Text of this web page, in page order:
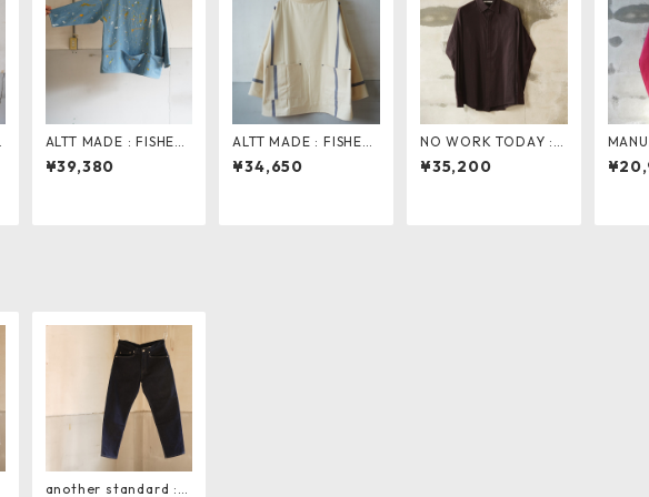
ALTT MADE : FISHER
MAN SMOCK BLUE ペ
ンキ加工
¥39,380
ALTT MADE : FISHER
MAN SMOCK . natura
l × blue
¥34,650
NO WORK TODAY : T
SUNDERE Shirt
¥35,200
EAT
another standard : S